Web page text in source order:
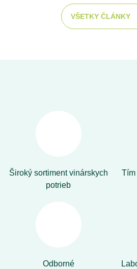
VŠETKY ČLÁNKY
Široký sortiment vinárskych
potrieb
Tím
Odborné